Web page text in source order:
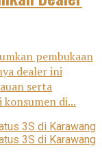
pembukaan
dealer ini
serta
di...